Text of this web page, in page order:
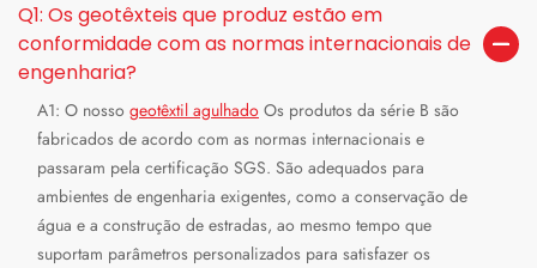
Q1: Os geotêxteis que produz estão em
conformidade com as normas internacionais de
engenharia?
A1: O nosso geotêxtil agulhado Os produtos da série B são
fabricados de acordo com as normas internacionais e
passaram pela certificação SGS. São adequados para
ambientes de engenharia exigentes, como a conservação de
água e a construção de estradas, ao mesmo tempo que
suportam parâmetros personalizados para satisfazer os